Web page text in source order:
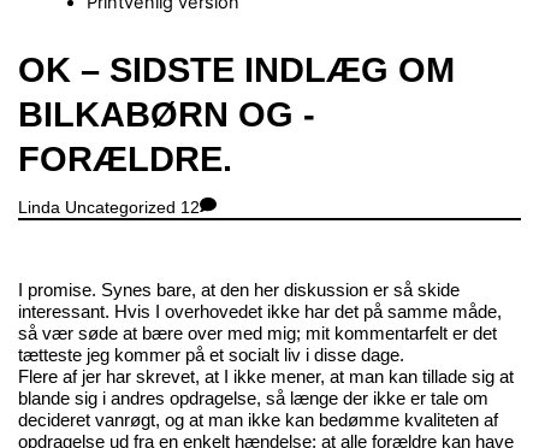
Close
Menu
OK – SIDSTE INDLÆG OM
BILKABØRN OG -
FORÆLDRE.
Linda Uncategorized 12
I promise. Synes bare, at den her diskussion er så skide
interessant. Hvis I overhovedet ikke har det på samme måde,
så vær søde at bære over med mig; mit kommentarfelt er det
tætteste jeg kommer på et socialt liv i disse dage.
Flere af jer har skrevet, at I ikke mener, at man kan tillade sig at
blande sig i andres opdragelse, så længe der ikke er tale om
decideret vanrøgt, og at man ikke kan bedømme kvaliteten af
opdragelse ud fra en enkelt hændelse; at alle forældre kan have